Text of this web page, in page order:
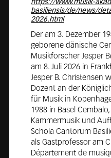
Der am 3. Dezember
geborene dänische
Musikforscher Jesper
am 8. Juli 2026 in
Jesper B. Christensen
Dozent an der
für Musik in
1988 in Basel
Kammermusik und
Schola Cantorum
als Gastprofessor am
Département de